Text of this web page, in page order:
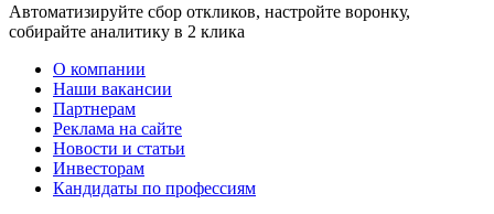
Автоматизируйте сбор откликов, настройте воронку,
собирайте аналитику в 2 клика
О компании
Наши вакансии
Партнерам
Реклама на сайте
Новости и статьи
Инвесторам
Кандидаты по профессиям